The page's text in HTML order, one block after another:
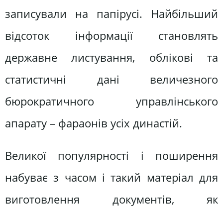
записували на папірусі. Найбільший
відсоток інформації становлять
державне листування, облікові та
статистичні дані величезного
бюрократичного управлінського
апарату – фараонів усіх династій.
Великої популярності і поширення
набуває з часом і такий матеріал для
виготовлення документів, як